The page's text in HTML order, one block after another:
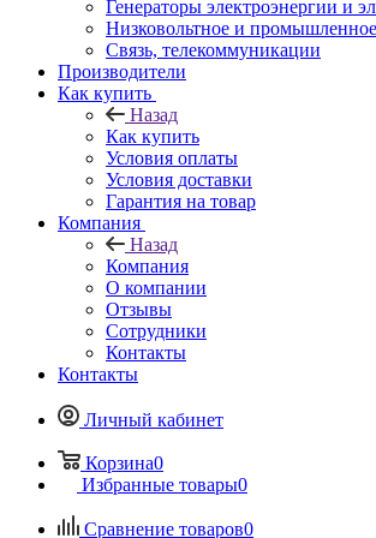
Генераторы электроэнергии и
Низковольтное и
Связь, телекоммуникации
Производители
Как купить
Назад
Как купить
Условия оплаты
Условия доставки
Гарантия на товар
Компания
Назад
Компания
О компании
Отзывы
Сотрудники
Контакты
Контакты
Личный кабинет
Корзина0
Избранные товары0
Сравнение товаров0